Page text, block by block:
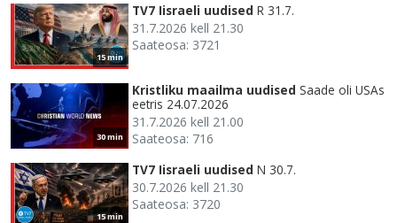
15 min
TV7 Iisraeli uudised R 31.7.
31.7.2026 kell 21.30
Saateosa: 3721
30 min
Kristliku maailma uudised Saade oli USAs
eetris 24.07.2026
31.7.2026 kell 21.00
Saateosa: 716
15 min
TV7 Iisraeli uudised N 30.7.
30.7.2026 kell 21.30
Saateosa: 3720